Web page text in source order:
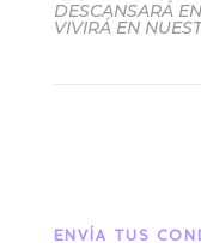
DESCANSARÁ
VIVIRÁ EN
ENVÍA TUS